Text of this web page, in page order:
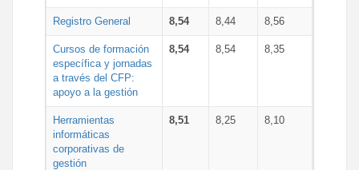
Registro General 8,54 8,44 8,56
Cursos de formación
específica y jornadas
a través del CFP:
apoyo a la gestión
8,54 8,54 8,35
Herramientas
informáticas
corporativas de
gestión
8,51 8,25 8,10